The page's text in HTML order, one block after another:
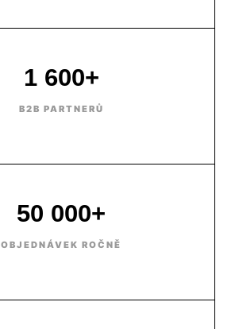
1 600+
B2B PARTNERŮ
50 000+
OBJEDNÁVEK ROČNĚ